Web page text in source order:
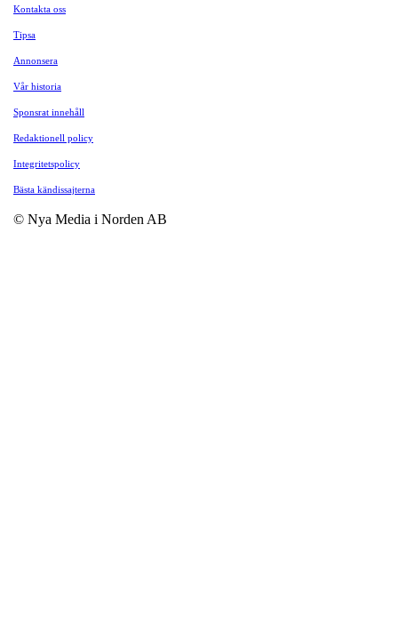
Kontakta oss
Tipsa
Annonsera
Vår historia
Sponsrat innehåll
Redaktionell policy
Integritetspolicy
Bästa kändissajterna
© Nya Media i Norden AB